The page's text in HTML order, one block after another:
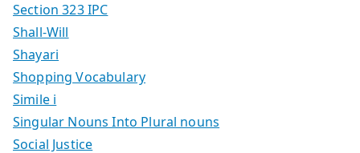
Section 323 IPC
Shall-Will
Shayari
Shopping Vocabulary
Simile i
Singular Nouns Into Plural nouns
Social Justice